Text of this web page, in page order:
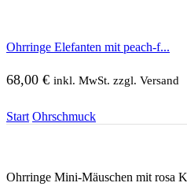
Ohrringe Elefanten mit peach-f...
68,00 € inkl. MwSt. zzgl. Versand
Start Ohrschmuck
Ohrringe Mini-Mäuschen mit rosa